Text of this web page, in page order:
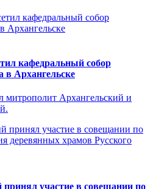
кафедральный собор
в Архангельске
митрополит Архангельский и
участие в совещании по